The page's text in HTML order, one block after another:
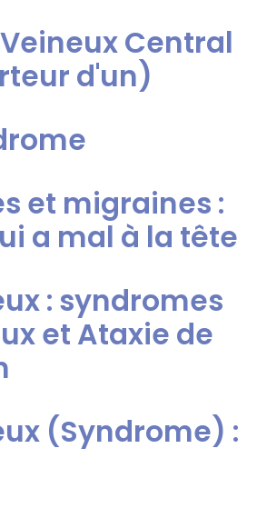
Central
d'un)
et migraines :
a mal à la tête
: syndromes
et Ataxie de
(Syndrome) :